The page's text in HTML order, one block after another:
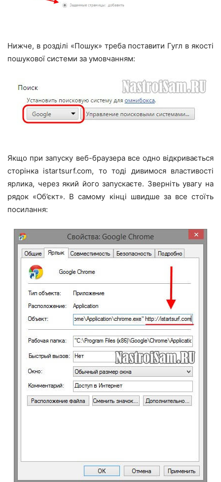
Нижче, в розділі «Пошук» треба поставити Гугл в якості
пошукової системи за умовчанням:
Якщо при запуску веб-браузера все одно відкривається
сторінка istartsurf.com, то тоді дивимося властивості
ярлика, через який його запускаєте. Зверніть увагу на
рядок «Об’єкт». В самому кінці швидше за все стоїть
посилання: